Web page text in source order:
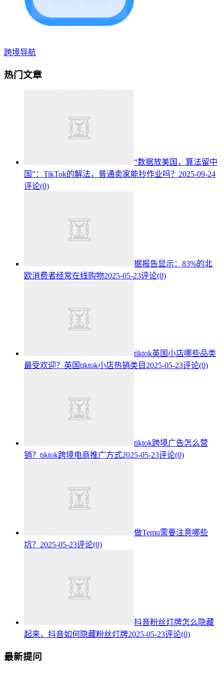
跨境导航
热门文章
“数据放美国，算法留中
国”：TikTok的解法，普通卖家能抄作业吗？ 2025-09-24
评论(0)
据报告显示：83%的北
欧消费者经常在线购物2025-05-23评论(0)
tiktok英国小店哪些品类
最受欢迎？英国tiktok小店热销类目 2025-05-23评论(0)
tiktok跨境广告怎么营
销？tiktok跨境电商推广方式2025-05-23评论(0)
做Temu需要注意哪些
坑？ 2025-05-23评论(0)
抖音粉丝灯牌怎么隐藏
起来，抖音如何隐藏粉丝灯牌2025-05-23评论(0)
最新提问